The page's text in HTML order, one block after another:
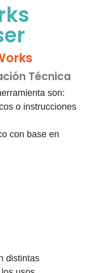
Técnica
son:
o instrucciones
con base en
distintas